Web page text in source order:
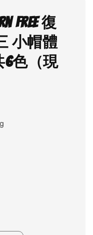
free 復
小帽體
6色（現